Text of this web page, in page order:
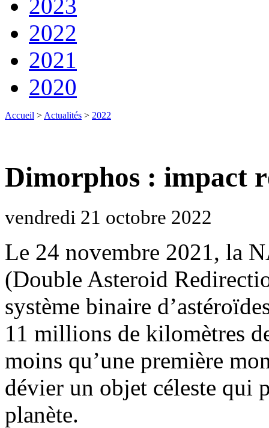
2023
2022
2021
2020
Accueil > Actualités > 2022
Dimorphos : impact
vendredi 21 octobre 2022
Le 24 novembre 2021, la
(Double Asteroid
système binaire
11 millions de kilomètres
moins qu’une première
dévier un objet céleste qui
planète.